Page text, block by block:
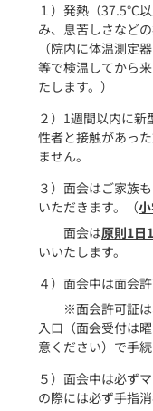
１）発熱（37.5℃
み、息苦しさなど
（院内に体温測定
等で検温してから
たします。）
２）1週間以内に
性者と接触があっ
ません。
３）面会はご家族
いただきます。（
面会は原則1日
いいたします。
４）面会中は面会
※面会許可証は
入口（面会受付は
意ください）で手
５）面会中は必ず
の際には必ず手指